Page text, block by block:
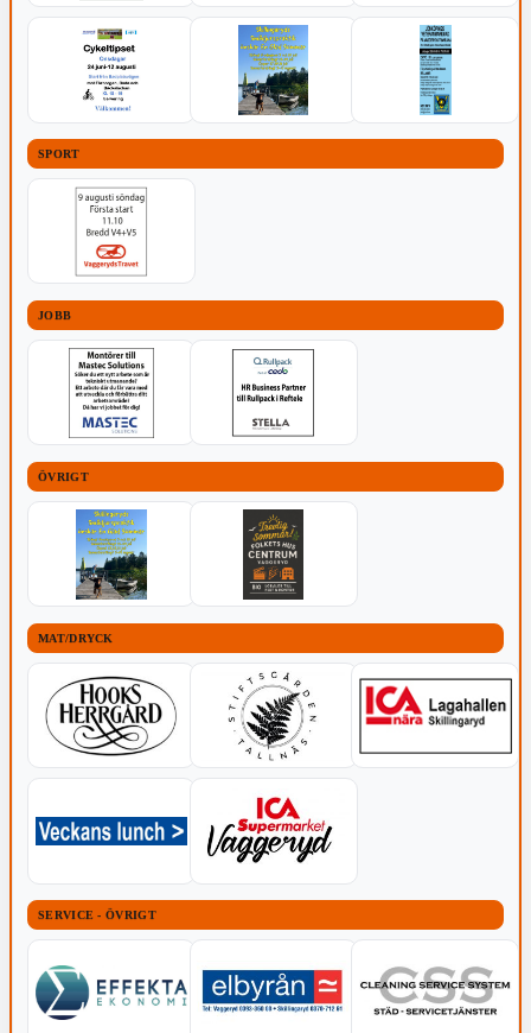
SPORT
JOBB
ÖVRIGT
MAT/DRYCK
SERVICE - ÖVRIGT